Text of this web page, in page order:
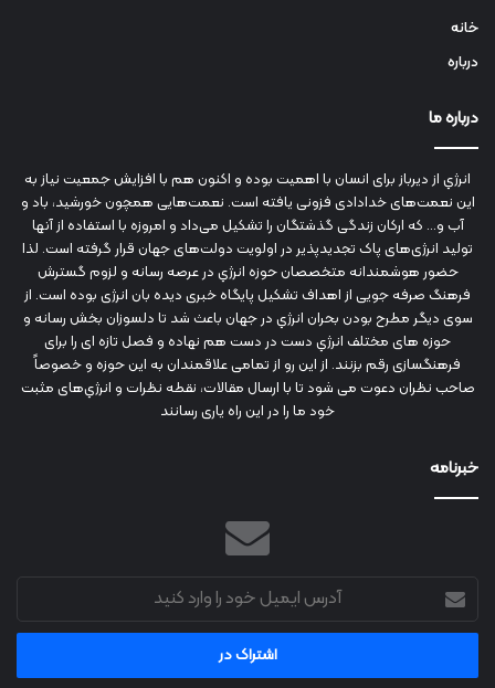
خانه
درباره
درباره ما
انرژي‌ از دیرباز برای انسان با اهمیت بوده و اکنون هم با افزایش جمعیت نیاز به
این نعمت‌های خدادادی فزونی یافته است. نعمت‌هایی همچون خورشید، باد و
آب و... که ارکان زندگی گذشتگان را تشکیل می‌داد و امروزه با استفاده از آنها
تولید انرژی‌های پاک تجدیدپذیر در اولویت دولت‌های جهان قرار گرفته است. لذا
حضور هوشمندانه متخصصان حوزه انرژي در عرصه رسانه و لزوم گسترش
فرهنگ صرفه جویی از اهداف تشکیل پایگاه خبری دیده بان انرژی بوده است. از
سوی دیگر مطرح بودن بحران انرژي در جهان باعث شد تا دلسوزان بخش رسانه و
حوزه های مختلف انرژي دست در دست هم نهاده و فصل تازه ای را برای
فرهنگسازی رقم بزنند. از این رو از تمامی علاقمندان به این حوزه و خصوصاً
صاحب نظران دعوت می شود تا با ارسال مقالات، نقطه نظرات و انرژي‌های مثبت
خود ما را در این راه یاری رسانند
خبرنامه
آدرس
ایمیل
خود
وارد